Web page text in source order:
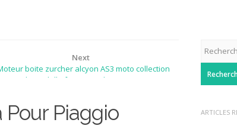
Next
boite zurcher alcyon AS3 moto collection
hirondelle française diamant
Piaggio
ARTICLES